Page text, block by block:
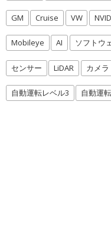
GM Cruise VW
Mobileye AI ソフトウ
センサー LiDAR カメラ
自動運転レベル3 自動運